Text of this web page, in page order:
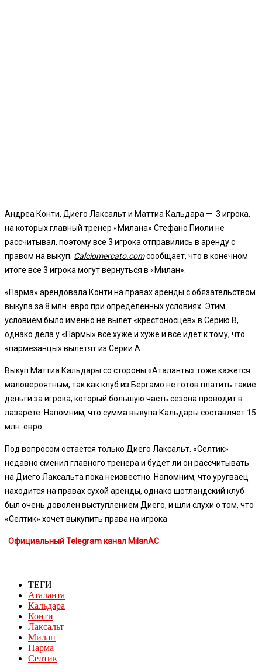
Андреа Конти, Диего Лаксальт и Маттиа Кальдара — 3 игрока,
на которых главный тренер «Милана» Стефано Пиоли не
рассчитывал, поэтому все 3 игрока отправились в аренду с
правом на выкуп. Calciomercato.comсообщает, что в конечном
итоге все 3 игрока могут вернуться в «Милан».
«Парма» арендовала Конти на правах аренды с обязательством
выкупа за 8 млн. евро при определенных условиях. Этим
условием было именно не вылет «крестоносцев» в Серию В,
однако дела у «Пармы» все хуже и хуже и все идет к тому, что
«пармезанцы» вылетят из Серии А.
Выкуп Маттиа Кальдары со стороны «Аталанты» тоже кажется
маловероятным, так как клуб из Бергамо не готов платить такие
деньги за игрока, который большую часть сезона проводит в
лазарете. Напомним, что сумма выкупа Кальдары составляет 15
млн. евро.
Под вопросом остается только Диего Лаксальт. «Селтик»
недавно сменил главного тренера и будет ли он рассчитывать
на Диего Лаксальта пока неизвестно. Напомним, что уругваец
находится на правах сухой аренды, однако шотландский клуб
был очень доволен выступлением Диего, и шли слухи о том, что
«Селтик» хочет выкупить права на игрока
Официальный Telegram канал MilanAC
ТЕГИ
Аталанта
Кальдара
Конти
Лаксальт
Милан
Парма
Селтик